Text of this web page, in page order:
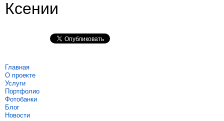
Главная
О проекте
Услуги
Портфолио
Фотобанки
Блог
Новости